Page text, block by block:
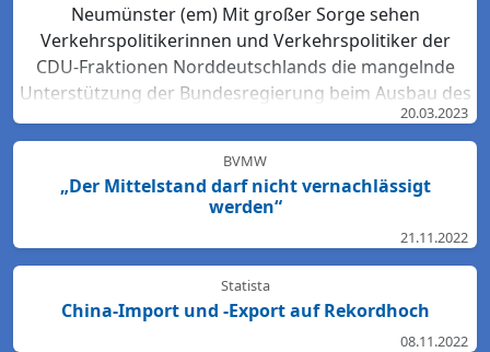
Neumünster (em) Mit großer Sorge sehen
Verkehrspolitikerinnen und Verkehrspolitiker der
CDU-Fraktionen Norddeutschlands die mangelnde
Unterstützung der Bundesregierung beim Ausbau des
Bahn-Netzes. Hartmut Bodeit, mobilitätspolitischer
Sprecher der bremischen CDUBürgerschaftsfraktion,
betont: „Die neuesten Bewertungen der DB Netz AG
lassen keinen Zweifel: Das Schienennetz ist in der
nirgendwo sonst in Deutschland. Für den Start des
Deutschlandtick...
20.03.2023
BVMW
„Der Mittelstand darf nicht vernachlässigt
werden“
21.11.2022
Statista
China-Import und -Export auf Rekordhoch
08.11.2022